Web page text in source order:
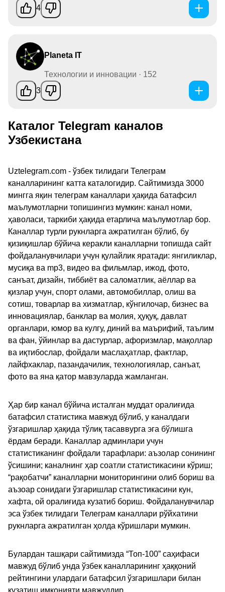
4
Planeta IT
Технологии и инновации · 152
3
Каталог Telegram каналов
Узбекистана
Uztelegram.com - ўзбек тилидаги Телеграм
каналларининг катта каталогидир. Сайтимизда 3000
мингга яқин телеграм каналлари ҳақида батафсил
маълумотларни топишингиз мумкин: канал номи,
ҳаволаси, таркиби ҳақида етарлича маълумотлар бор.
Каналлар турли рукнларга ажратилган бўлиб, бу
қизиқишлар бўйича керакли каналларни топишда сайт
фойдаланувчилари учун қулайлик яратади: янгиликлар,
мусиқа ва mp3, видео ва фильмлар, ижод, фото,
санъат, дизайн, тиббиёт ва саломатлик, аёллар ва
қизлар учун, спорт олами, автомобиллар, олиш ва
сотиш, товарлар ва хизматлар, кўнгилочар, бизнес ва
инновациялар, банклар ва молия, ҳуқуқ, давлат
органлари, юмор ва кулгу, диний ва маърифий, таълим
ва фан, ўйинлар ва дастурлар, афоризмлар, мақоллар
ва иқтибослар, фойдали маслаҳатлар, фактлар,
лайфхаклар, пазандачилик, технологиялар, санъат,
фото ва яна қатор мавзуларда жамланган.
Ҳар бир канал бўйича исталган муддат оралиғида
батафсил статистика мавжуд бўлиб, у каналдаги
ўзгаришлар ҳақида тўлиқ тасаввурга эга бўлишга
ёрдам беради. Каналлар админлари учун
статистиканинг фойдали тарафлари: аъзолар сонининг
ўсишини; каналнинг ҳар соатли статистикасини кўриш;
“рақобатчи” каналларни мониторингини олиб бориш ва
аъзоар сонидаги ўзгаришлар статистикасини кун,
хафта, ой оралиғида кузатиб бориш. Фойдаланувчилар
эса ўзбек тилидаги Телеграм каналлари рўйхатини
рукнларга ажратилган ҳолда кўришлари мумкин.
Булардан ташқари сайтимизда “Топ-100” саҳифаси
мавжуд бўлиб унда ўзбек каналларининг ҳаққоний
рейтингини улардаги батафсил ўзгаришлари билан
кузатиш имконияти мавжуддир.